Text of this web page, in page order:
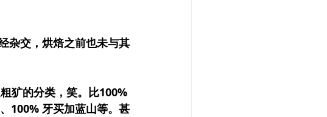
杂交，烘焙之前也未与其
犷的分类，笑。比100%
100% 牙买加蓝山等。甚